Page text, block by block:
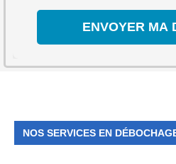
NOS SERVICES EN